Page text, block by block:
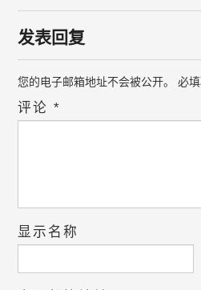
发表回复
您的电子邮箱地址不会被公开。 必
评论*
显示名称